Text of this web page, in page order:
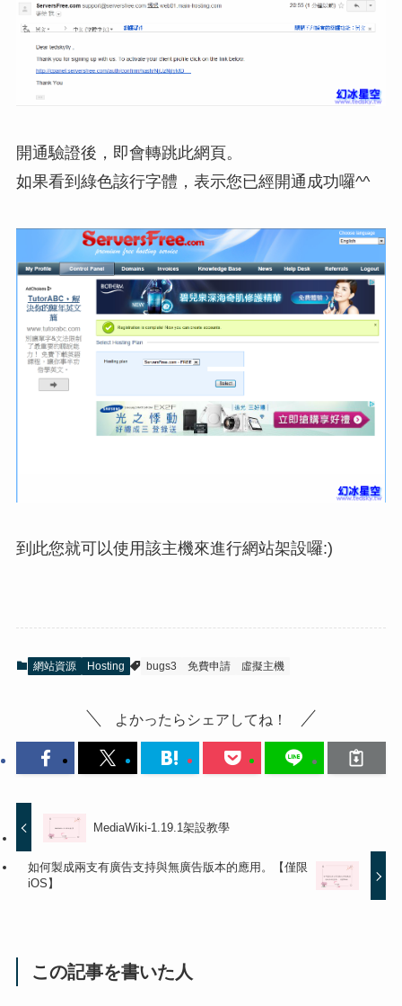
開通驗證後，即會轉跳此網頁。
如果看到綠色該行字體，表示您已經開通成功囉^^
到此您就可以使用該主機來進行網站架設囉:)
網站資源 Hosting bugs3 免費申請 虛擬主機
よかったらシェアしてね！
MediaWiki-1.19.1架設教學
如何製成兩支有廣告支持與無廣告版本的應用。【僅限
iOS】
この記事を書いた人